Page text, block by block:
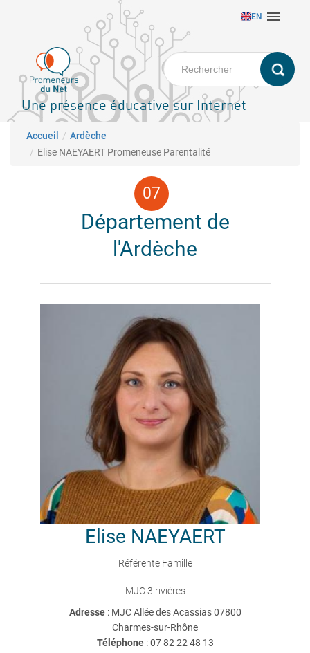
principal
EN 
Une présence éducative sur Internet
Fil d'Ariane
Accueil
Ardèche
Elise NAEYAERT Promeneuse Parentalité
Département de
l'Ardèche
Elise NAEYAERT
Référente Famille
MJC 3 rivières
Adresse : MJC Allée des Acassias 07800
Charmes-sur-Rhône
Téléphone:07 82 22 48 13